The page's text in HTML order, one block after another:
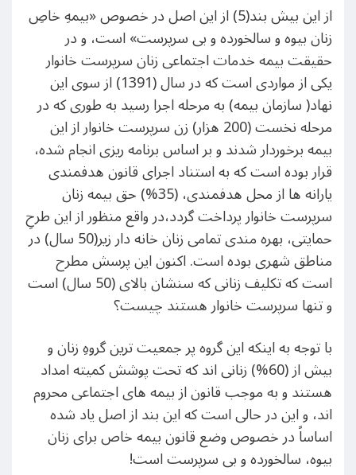
از این بیش بند(5) از این اصل در خصوص «بیمهِ خاصِ
زنان بیوه و سالخورده و بی سرپرست» است، و در
حقیقت بیمه خدمات اجتماعی زنان سرپرست خانوار
یکی از مواردی است که در سال (1391) از سوی این
نهاد( سازمان بیمه) به مرحله اجرا رسید به طوری که در
مرحله نخست (200 هزار) زن سرپرست خانوار از این
بیمه برخوردار شدند و بر اساس برنامه ریزی انجام شده،
قرار بوده است که به استناد اجرای قانون هدفمندی
یارانه ها از محل هدفمندی، (35%) حق بیمه زنان
سرپرست خانوار پرداخت گردد،در واقع منظور از این طرحِ
حمایتی، بهره مندی تمامی زنان خانه دار زیر(50 سال) در
مناطق شهری بوده است. اکنون این پرسش مطرح
است که تکلیف زنانی که سنشان بالای (50 سال) است
و تنها سرپرست خانوار هستند چیست؟
با توجه به اینکه این گروه پر جمعیت ترین گروهِ زنان و
بیش از (60%) زنانی اند که تحت پوشش کمیته امداد
هستند و به موجب قانون از بیمه های اجتماعی محروم
اند، و این در حالی است که این بند از اصل یاد شده
اساساً در خصوص وضع قانون بیمه خاص برای زنان
بیوه، سالخورده و بی سرپرست است!